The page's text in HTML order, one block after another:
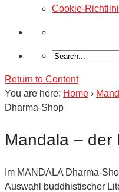
Cookie-
Return to Content
You are here: Home ›
Dharma-Shop
Mandala – der
Im MANDALA Dharma-
Auswahl buddhistischer